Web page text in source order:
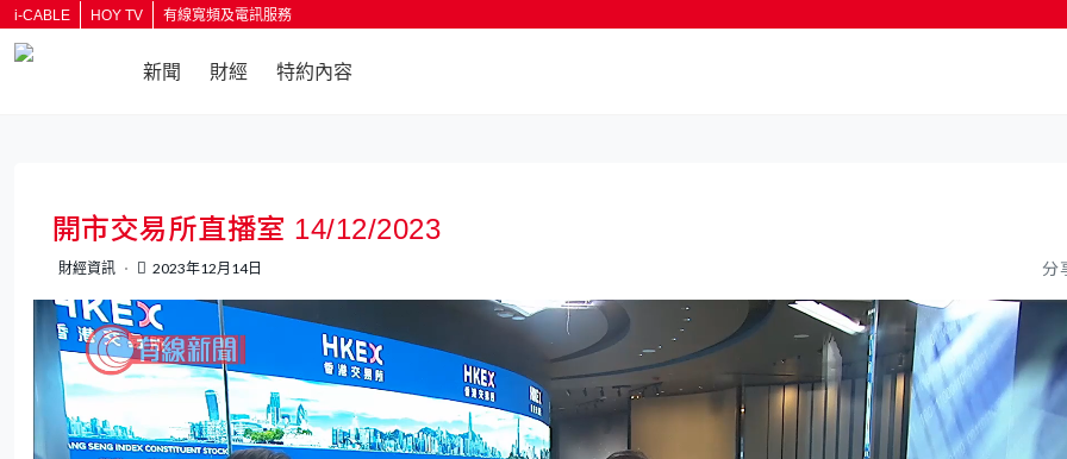
i-CABLE HOY TV 有線寬頻及電訊服務
新聞 財經 特約內容
開市交易所直播室 14/12/2023
財經資訊 2023年12月14日 分